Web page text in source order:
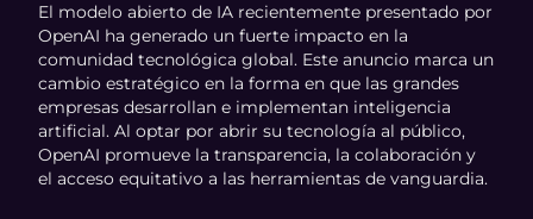
El modelo abierto de IA recientemente presentado por
OpenAI ha generado un fuerte impacto en la
comunidad tecnológica global. Este anuncio marca un
cambio estratégico en la forma en que las grandes
empresas desarrollan e implementan inteligencia
artificial. Al optar por abrir su tecnología al público,
OpenAI promueve la transparencia, la colaboración y
el acceso equitativo a las herramientas de vanguardia.